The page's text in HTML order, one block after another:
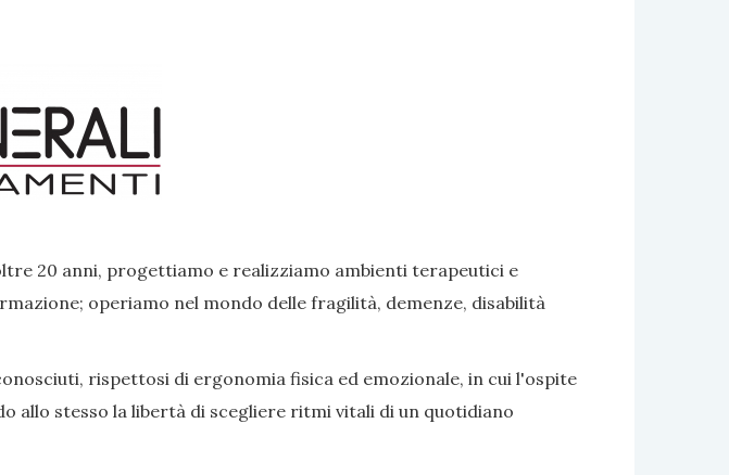
20 anni, progettiamo e realizziamo ambienti terapeutici e
operiamo nel mondo delle fragilità, demenze, disabilità
rispettosi di ergonomia fisica ed emozionale, in cui l'ospite
allo stesso la libertà di scegliere ritmi vitali di un quotidiano